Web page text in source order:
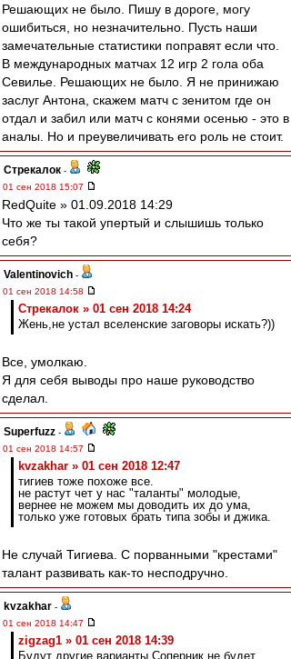
Решающих не было. Пишу в дороге, могу
ошибиться, но незначительно. Пусть наши
замечательные статистики поправят если что.
В международных матчах 12 игр 2 гола оба
Севилье. Решающих не было. Я не принижаю
заслуг Антона, скажем матч с зенитом где он
отдал и забил или матч с конями осенью - это в
аналы. Но и преувеличивать его роль не стоит.
Стрекалок -
01 сен 2018 15:07
RedQuite » 01.09.2018 14:29
Что же ты такой упертый и слышишь только
себя?
Valentinovich -
01 сен 2018 14:58
Стрекалок » 01 сен 2018 14:24
Жень,не устал вселенские заговоры искать?))
Все, умолкаю.
Я для себя выводы про наше руководство
сделал.
Superfuzz -
01 сен 2018 14:57
kvzakhar » 01 сен 2018 12:47
тигиев тоже похоже все.
не растут чет у нас "таланты" молодые,
вернее не можем мы доводить их до ума,
только уже готовых брать типа зобы и джика.
Не случай Тигиева. С порванными "крестами"
талант развивать как-то несподручно.
kvzakhar -
01 сен 2018 14:47
zigzag1 » 01 сен 2018 14:39
Будут другие варианты.Соперник не будет